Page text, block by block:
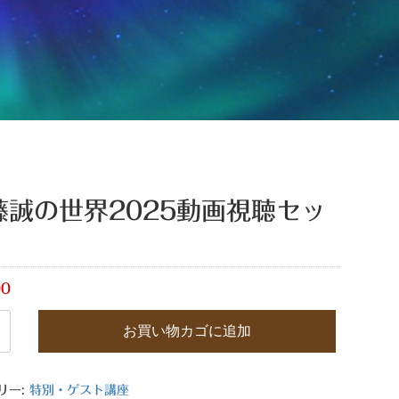
誠の世界2025動画視聴セッ
お買い物カゴに追加
ー: 特別・ゲスト講座